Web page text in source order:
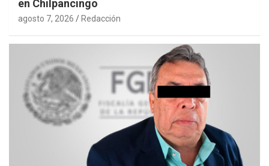
en Chilpancingo
agosto 7, 2026 Redacción